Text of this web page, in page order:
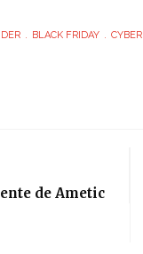
BLACK FRIDAY
de Ametic